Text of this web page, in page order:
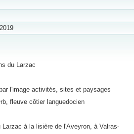
du Larzac
l'image activités, sites et paysages
fleuve côtier languedocien
à la lisière de l'Aveyron, à Valras-